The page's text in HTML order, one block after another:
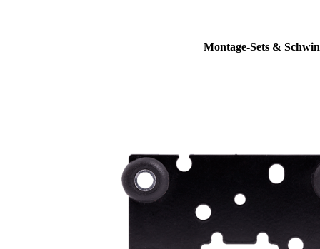
Montage-Sets &